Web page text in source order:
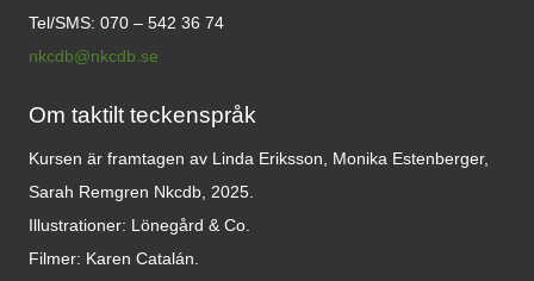
Tel/SMS: 070 – 542 36 74
nkcdb@nkcdb.se
Om taktilt teckenspråk
Kursen är framtagen av Linda Eriksson, Monika Estenberger,
Sarah Remgren Nkcdb, 2025.
Illustrationer: Lönegård & Co.
Filmer: Karen Catalán.